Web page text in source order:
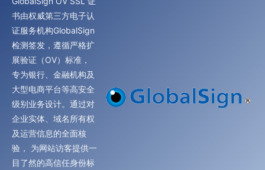
书由权威第三方电子认
证服务机构GlobalSign
检测签发，遵循严格扩
展验证（OV）标准，
专为银行、金融机构及
大型电商平台等高安全
级别业务设计。通过对
企业实体、域名所有权
及运营信息的全面核
验， 为网站访客提供一
目了然的高信任身份标